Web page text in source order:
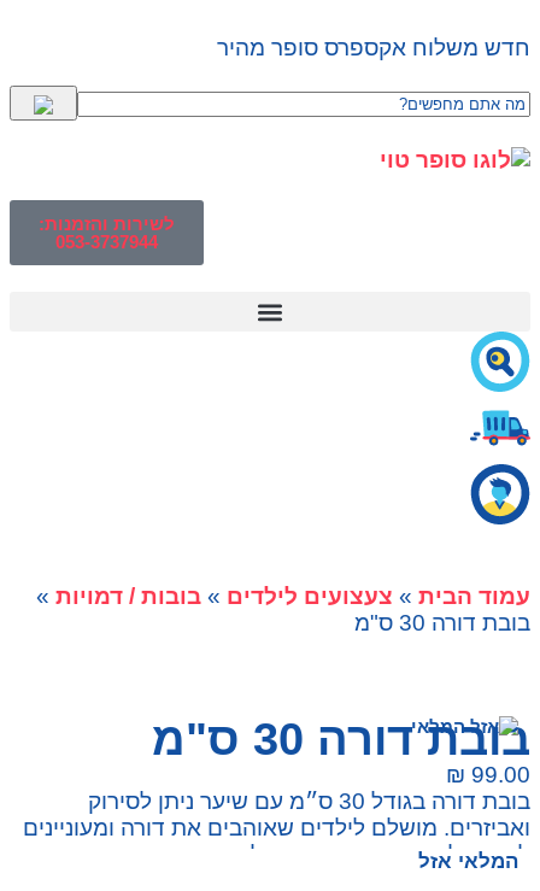
חדש משלוח אקספרס סופר מהיר
לשירות והזמנות:
053-3737944
עמוד הבית » צעצועים לילדים » בובות / דמויות »
בובת דורה 30 ס"מ
בובת דורה 30 ס"מ
₪ 99.00
בובת דורה בגודל 30 ס״מ עם שיער ניתן לסירוק
ואביזרים. מושלם לילדים שאוהבים את דורה ומעוניינים
לשחק, להמציא הרפתקאות וליהנות מזמן איכות.
המלאי אזל